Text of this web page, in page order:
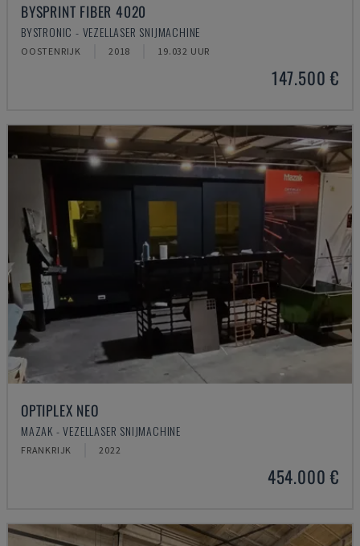
BYSPRINT FIBER 4020
BYSTRONIC - VEZELLASER SNIJMACHINE
OOSTENRIJK 2018 19.032 UUR
147.500 €
OPTIPLEX NEO
MAZAK - VEZELLASER SNIJMACHINE
FRANKRIJK 2022
454.000 €